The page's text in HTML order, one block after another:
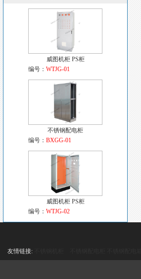
威图机柜 PS柜
编号： WTJG-01
不锈钢配电柜
编号： BXGG-01
威图机柜 PS柜
编号： WTJG-02
友情链接: